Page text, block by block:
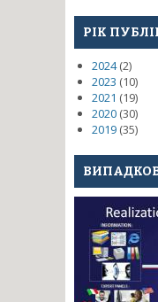
РІК
2024(2)
2023 (10)
2021 (19)
2020 (30)
2019 (35)